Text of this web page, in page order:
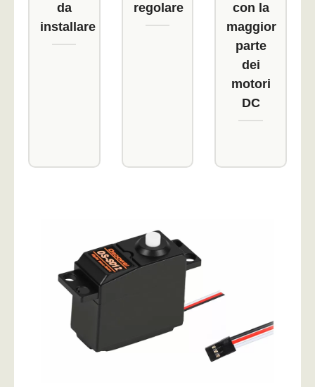
da
installare
regolare
con la
maggior
parte
dei
motori
DC